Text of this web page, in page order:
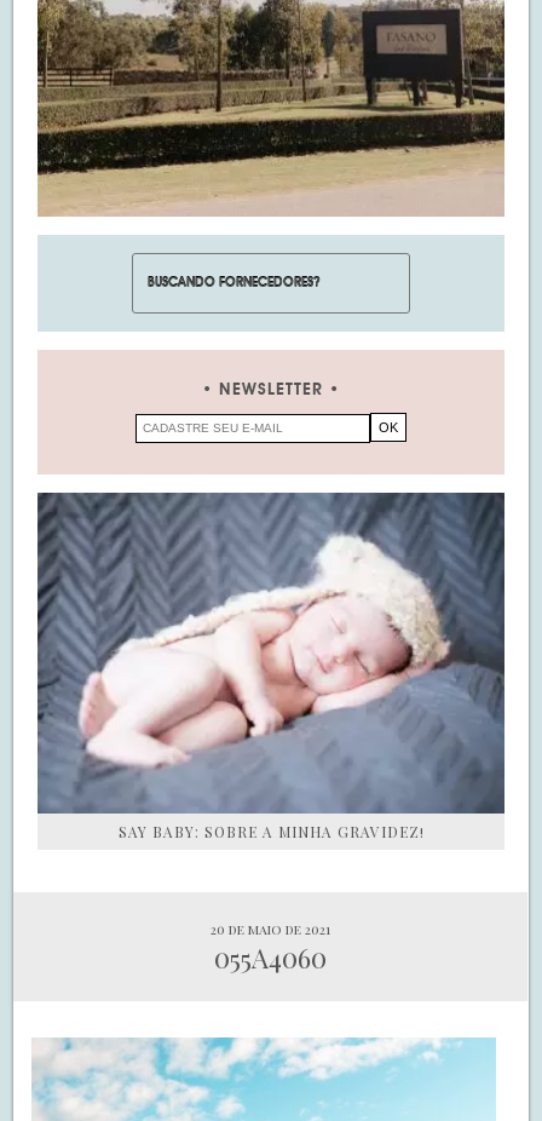
NEWSLETTER
SAY BABY: SOBRE A MINHA GRAVIDEZ!
20 de maio de 2021
055A4060